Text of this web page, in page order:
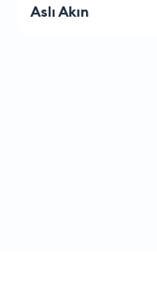
Selin Şahin